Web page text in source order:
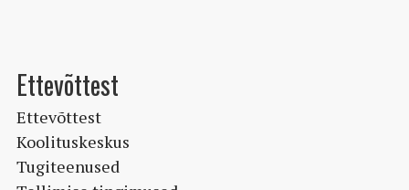
Ettevõttest
Ettevõttest
Koolituskeskus
Tugiteenused